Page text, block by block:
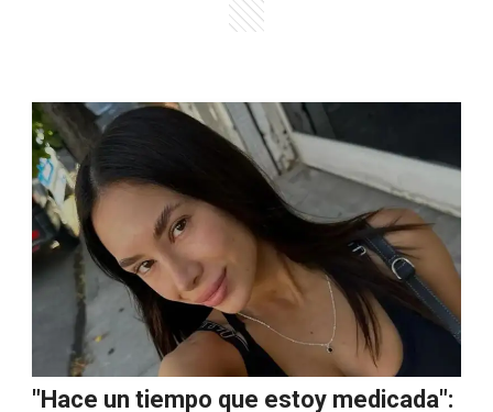
"Hace un tiempo que estoy medicada":